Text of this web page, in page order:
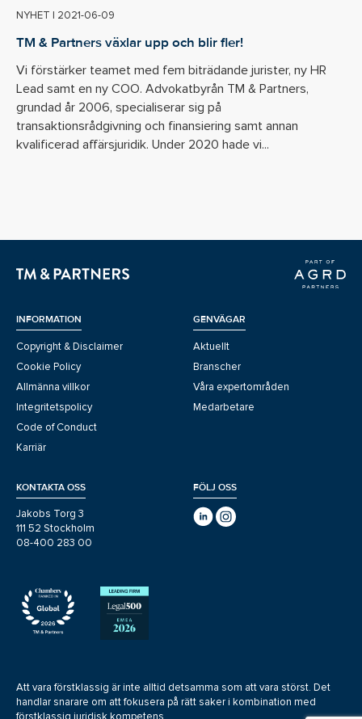
NYHET | 2021-06-09
TM & Partners växlar upp och blir fler!
Vi förstärker teamet med fem biträdande jurister, ny HR
Lead samt en ny COO. Advokatbyrån TM & Partners,
grundad år 2006, specialiserar sig på
transaktionsrådgivning och finansiering samt annan
kvalificerad affärsjuridik. Under 2020 hade vi...
INFORMATION
Copyright & Disclaimer
Cookie Policy
Allmänna villkor
Integritetspolicy
Code of Conduct
Karriär
GENVÄGAR
Aktuellt
Branscher
Våra expertområden
Medarbetare
KONTAKTA OSS
Jakobs Torg 3
111 52 Stockholm
08-400 283 00
FÖLJ OSS
Att vara förstklassig är inte alltid detsamma som att vara störst. Det
handlar snarare om att fokusera på rätt saker i kombination med